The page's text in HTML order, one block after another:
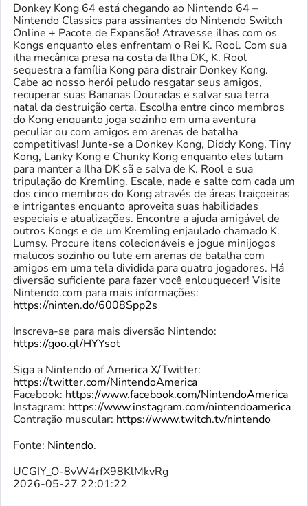
Donkey Kong 64 está chegando ao Nintendo 64 –
Nintendo Classics para assinantes do Nintendo Switch
Online + Pacote de Expansão! Atravesse ilhas com os
Kongs enquanto eles enfrentam o Rei K. Rool. Com sua
ilha mecânica presa na costa da Ilha DK, K. Rool
sequestra a família Kong para distrair Donkey Kong.
Cabe ao nosso herói peludo resgatar seus amigos,
recuperar suas Bananas Douradas e salvar sua terra
natal da destruição certa. Escolha entre cinco membros
do Kong enquanto joga sozinho em uma aventura
peculiar ou com amigos em arenas de batalha
competitivas! Junte-se a Donkey Kong, Diddy Kong, Tiny
Kong, Lanky Kong e Chunky Kong enquanto eles lutam
para manter a Ilha DK sã e salva de K. Rool e sua
tripulação do Kremling. Escale, nade e salte com cada um
dos cinco membros do Kong através de áreas traiçoeiras
e intrigantes enquanto aproveita suas habilidades
especiais e atualizações. Encontre a ajuda amigável de
outros Kongs e de um Kremling enjaulado chamado K.
Lumsy. Procure itens colecionáveis ​​e jogue minijogos
malucos sozinho ou lute em arenas de batalha com
amigos em uma tela dividida para quatro jogadores. Há
diversão suficiente para fazer você enlouquecer! Visite
Nintendo.com para mais informações:
https://ninten.do/6008Spp2s
Inscreva-se para mais diversão Nintendo:
https://goo.gl/HYYsot
Siga a Nintendo of America X/Twitter:
https://twitter.com/NintendoAmerica
Facebook: https://www.facebook.com/NintendoAmerica
Instagram: https://www.instagram.com/nintendoamerica
Contração muscular: https://www.twitch.tv/nintendo
Fonte: Nintendo.
UCGIY_O-8vW4rfX98KlMkvRg
2026-05-27 22:01:22